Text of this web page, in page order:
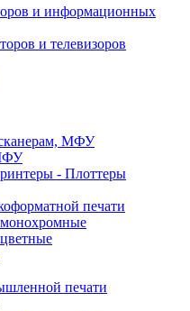
и информационных
и телевизоров
МФУ
- Плоттеры
печати
печати